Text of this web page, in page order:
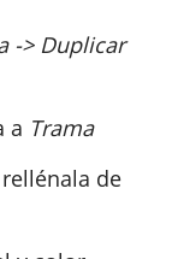
-> Duplicar
a Trama
de